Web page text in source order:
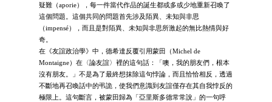
疑難（aporie），每一件當代作品的誕生都或多或少地重新召喚了
這個問題。這個共同的問題首先涉及陌異、未知與非思
（impensé），而且是對陌異、未知與非思所激起的無比熱情與好
奇。
在《友誼政治學》中，德希達反覆引用蒙田（Michel de
Montaigne）在〈論友誼〉裡的這句話：「噢，我的朋友們，根本
沒有朋友。」不是為了最終想抹除這句悖論，而且恰恰相反，透過
不斷地再召喚話中的弔詭，使我們意識到友誼僅存在其自我悖反的
極限上。這句斷言，被蒙田歸為「亞里斯多德常常說」的一句呼